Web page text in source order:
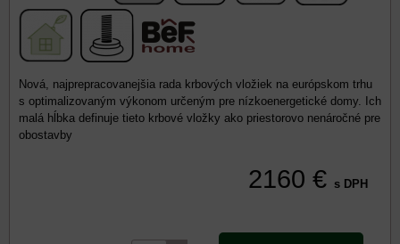
Nová, najprepracovanejšia rada krbových vložiek na európskom trhu
s optimalizovaným výkonom určeným pre nízkoenergetické domy. Ich
malá hĺbka definuje tieto krbové vložky ako priestorovo nenáročné pre
obostavby
2160 € s DPH